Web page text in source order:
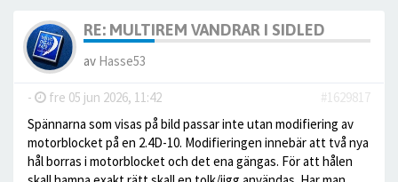
RE: MULTIREM VANDRAR I SIDLED
av Hasse53
- fre 05 jun 2026, 11:42
#1629817
Spännarna som visas på bild passar inte utan modifiering av
motorblocket på en 2.4D-10. Modifieringen innebär att två nya
hål borras i motorblocket och det ena gängas. För att hålen